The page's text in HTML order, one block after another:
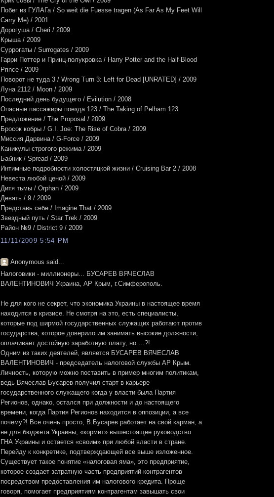
Побег из ГУЛАГа / So weit die Fuesse tragen (As Far As My Feet Will
Carry Me) / 2001
Дорогуша / Cheri / 2009
Крыша / 2009
Суррогаты / Surrogates / 2009
Гарри Поттер и Принц-полукровка / Harry Potter and the Half-Blood
Prince / 2009
Поворот не туда 3 / Wrong Turn 3: Left for Dead [UNRATED] / 2009
Луна 2112 / Moon / 2009
Последний день будущего / Evilution / 2008
Опасные пассажиры поезда 123 / The Taking of Pelham 123
Предложение / The Proposal / 2009
Бросок кобры / G.I. Joe: The Rise of Cobra / 2009
Миссия Дарвина / G-Force / 2009
Каникулы строгого режима / 2009
Бабник / Spread / 2009
Интимные подробности холостяцкой жизни / Cruising Bar 2 / 2008
Невеста любой ценой / 2009
Дитя тьмы / Orphan / 2009
Девять / 9 / 2009
Представь себе / Imagine That / 2009
Звездный путь / Star Trek / 2009
Район №9 / District 9 / 2009
11/11/2009 5:54 PM
Anonymous said...
Налоговики - миллионеры... БУСАРЕВ ВЯЧЕСЛАВ
ВАЛЕНТИНОВИЧ Украина, АР Крым, г.Симферополь.
Не для кого не секрет, что экономика Украины в настоящее время
находится в кризисе. Не смотря на это, есть специалисты,
которые под ширмой государственных служащих работают против
государства, которое доверило им занимать высокие должности,
оплачивает достойную заработную плату, но …?!
Одним из таких деятелей, является БУСАРЕВ ВЯЧЕСЛАВ
ВАЛЕНТИНОВИЧ - председатель налоговой службы АР Крым.
Личность, которую можно поставить в пример многим политикам,
ведь Вячеслав Бусарев получил старт в карьере
государственного служащего когда у власти была Партия
Регионов, однако, остался при должности и до настоящего
времени, когда Партия Регионов находится в оппозиции, а все
почему?! Все очень просто, В.Бусарев работает на свой карман, а
не для бюджета Украины, «кормит» вышестоящее руководство
ГНА Украины и остается «своим» при любой власти в стране.
Перейду к конкретике, подтверждающей все выше изложенное.
Существует такое понятие «налоговая яма», это предприятие,
которое создает затратную часть предприятий-контрагентов
посредством предоставления им налогового кредита. Проще
говоря, помогает предприятиям контрагентам завышать свои